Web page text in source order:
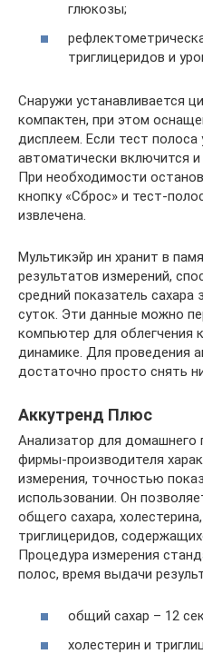
глюкозы;
триглицеридов и
Снаружи устанавливается
компактен, при этом
дисплеем. Если тест полоса
автоматически включится и
При необходимости
кнопку «Сброс» и тест-
извлечена.
Мультикэйр ин хранит в
результатов измерений,
средний показатель сахара
суток. Эти данные можно
компьютер для облегчения
динамике. Для проведения
достаточно просто снять
Аккутренд Плюс
Анализатор для домашнего
фирмы-производителя
измерения, точностью
использовании. Он
общего сахара,
триглицеридов,
Процедура измерения
полос, время выдачи
общий сахар – 12
холестерин и